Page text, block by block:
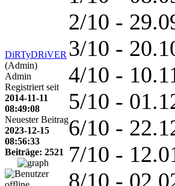
DiRTyDRiVER
(Admin)
Admin
Registriert seit
2014-11-11
08:49:08
Neuester Beitrag
2023-12-15
08:56:33
Beiträge: 2521
2/10 -
3/10 -
4/10 -
5/10 -
6/10 -
7/10 -
8/10 -